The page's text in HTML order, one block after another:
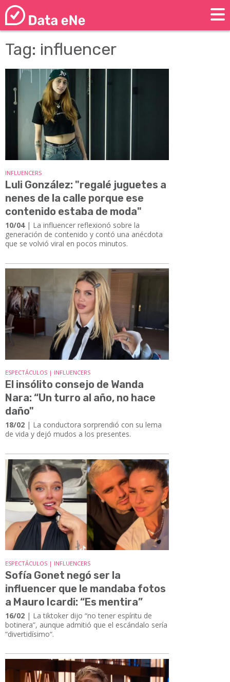
Tag: influencer
INFLUENCERS
Luli González: "regalé juguetes a
nenes de la calle porque ese
contenido estaba de moda"
10/04| La influencer reflexionó sobre la
generación de contenido y contó una anécdota
que se volvió viral en pocos minutos.
ESPECTÁCULOS | INFLUENCERS
El insólito consejo de Wanda
Nara: “Un turro al año, no hace
daño"
18/02 | La conductora sorprendió con su lema
de vida y dejó mudos a los presentes.
ESPECTÁCULOS | INFLUENCERS
Sofía Gonet negó ser la
influencer que le mandaba fotos
a Mauro Icardi: “Es mentira”
16/02 | La tiktoker dijo “no tener espíritu de
botinera”, aunque admitió que el escándalo sería
“divertidísimo“.